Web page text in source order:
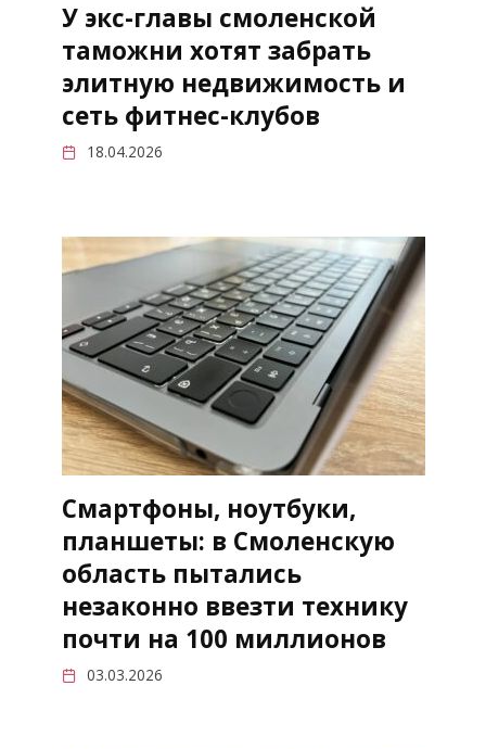
У экс-главы смоленской
таможни хотят забрать
элитную недвижимость и
сеть фитнес-клубов
18.04.2026
Смартфоны, ноутбуки,
планшеты: в Смоленскую
область пытались
незаконно ввезти технику
почти на 100 миллионов
03.03.2026